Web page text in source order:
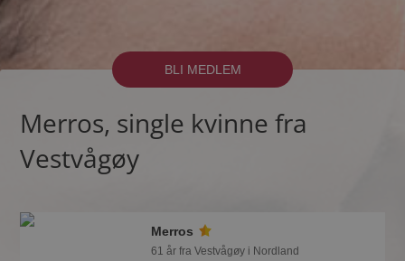
BLI MEDLEM
Merros, single kvinne fra
Vestvågøy
Merros
61 år fra Vestvågøy i Nordland